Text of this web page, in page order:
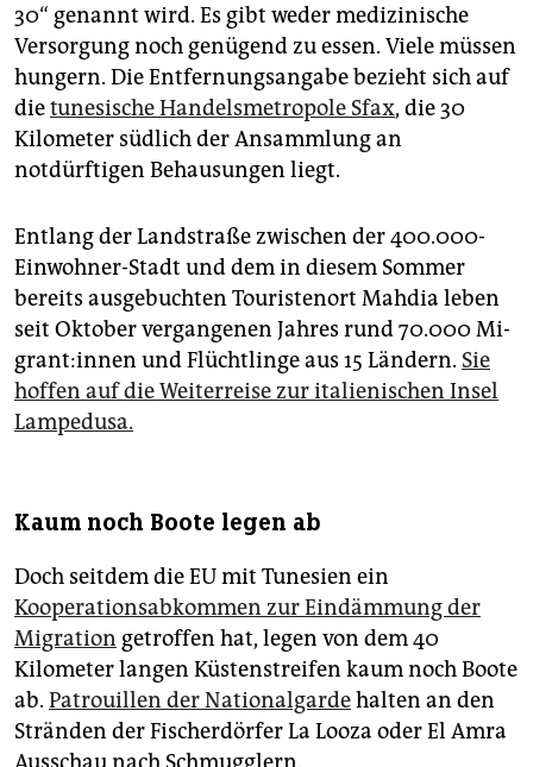
30“ genannt wird. Es gibt weder medizinische
Versorgung noch genügend zu essen. Viele müssen
hungern. Die Entfernungsangabe bezieht sich auf
dietunesische Handelsmetropole Sfax, die 30
Kilometer südlich der Ansammlung an
notdürftigen Behausungen liegt.
Entlang der Landstraße zwischen der 400.000-
Einwohner-Stadt und dem in diesem Sommer
bereits ausgebuchten Touristenort Mahdia leben
seit Oktober vergangenen Jahres rund 70.000 Mi­
gran­t:in­nen und Flüchtlinge aus 15 Ländern. Sie
hoffen auf die Weiterreise zur italienischen Insel
Lampedusa.
Kaum noch Boote legen ab
Doch seitdem die EU mit Tunesien ein
Kooperationsabkommen zur Eindämmung der
Migration getroffen hat, legen von dem 40
Kilometer langen Küstenstreifen kaum noch Boote
ab. Patrouillen der Nationalgardehalten an den
Stränden der Fischerdörfer La Looza oder El Amra